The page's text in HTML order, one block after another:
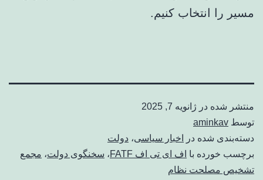
مسیر را انتخاب کنیم.
منتشر شده در ژانویه 7, 2025
توسط aminkav
دسته‌بندی شده در
اخبار سیاسی، دولت
برچسب خورده با اف ای تی اف FATF ، سخنگوی دولت، مجمع
تشخیص مصلحت نظام